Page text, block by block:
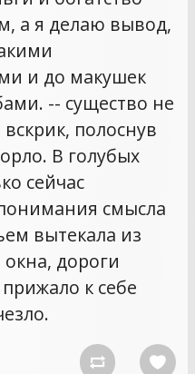
а я делаю вывод,
и до макушек
-- существо не
полоснув
В голубых
сейчас
смысла
вытекала из
дороги
к себе
 